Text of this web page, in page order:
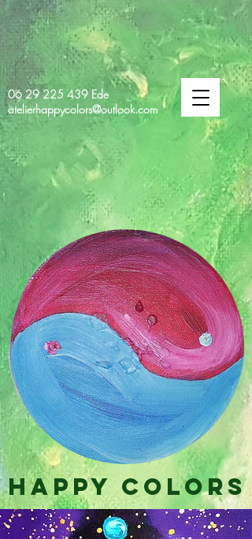
06 29 225 439Ede
atelierhappycolors@outlook.com
HAPPY
COLORS
Happy Colors